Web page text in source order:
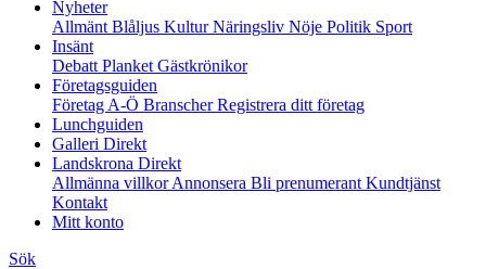
Nyheter
Allmänt Blåljus KulturNäringsliv Nöje Politik Sport
Insänt
Debatt Planket Gästkrönikor
Företagsguiden
Företag A-Ö BranscherRegistrera ditt företag
Lunchguiden
Galleri Direkt
Landskrona Direkt
Allmänna villkorAnnonsera Bli prenumerant Kundtjänst
Kontakt
Mitt konto
Sök